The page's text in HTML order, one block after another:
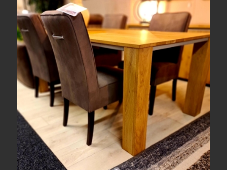
€ 998,00.
€ 698,00.